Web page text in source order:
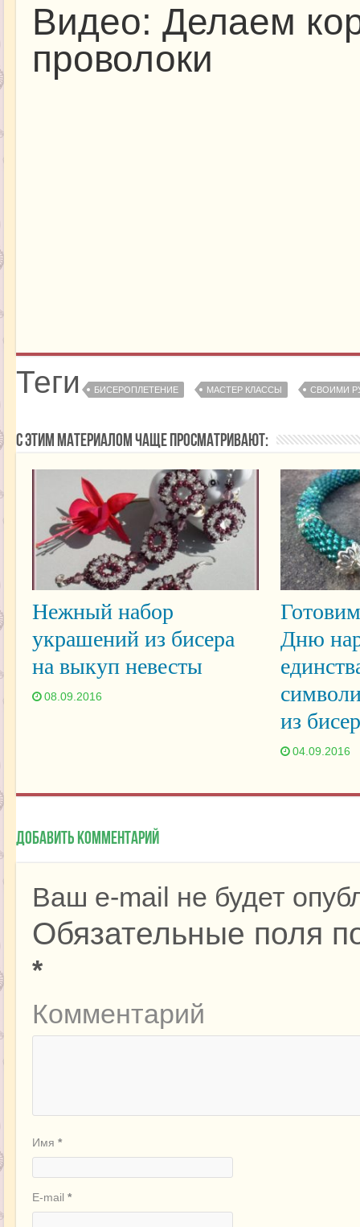
Видео: Делаем
проволоки
Теги БИСЕРОПЛЕТЕНИЕ МАСТЕР КЛАССЫ СВОИМИ
С этим материалом чаще просматривают:
Нежный набор
украшений из бисера
на выкуп невесты
08.09.2016
Дню
из
04.09.2016
Добавить комментарий
Ваш e-mail не будет
Обязательные поля
*
Комментарий
Имя *
E-mail *